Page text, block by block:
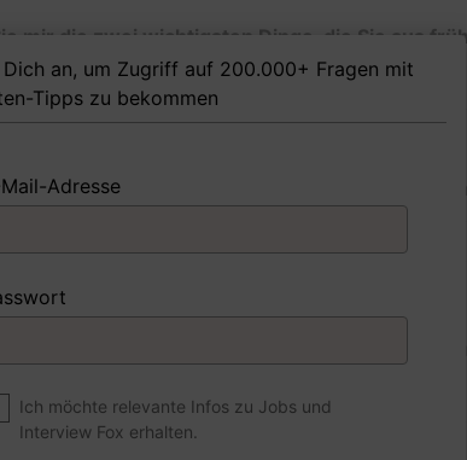
mir die zwei wichtigsten Dinge, die Sie aus
Verkäuferin gelernt haben?
Antwort schreiben
Dich an, um Zugriff auf 200.000+ Fragen mit
Tipps zu bekommen
Adresse
Ich möchte relevante Infos zu Jobs und
Interview Fox erhalten.